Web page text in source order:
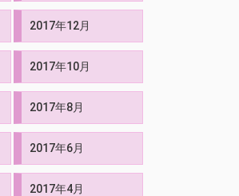
2017年12月
2017年10月
2017年8月
2017年6月
2017年4月